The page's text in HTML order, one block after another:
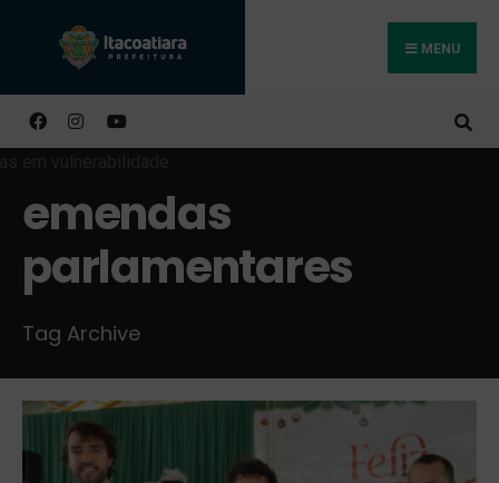
MENU
emendas
parlamentares
Tag Archive
Buscar